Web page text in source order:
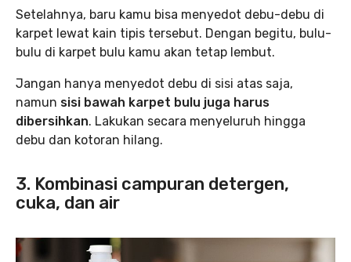
Setelahnya, baru kamu bisa menyedot debu-debu di
karpet lewat kain tipis tersebut. Dengan begitu, bulu-
bulu di karpet bulu kamu akan tetap lembut.
Jangan hanya menyedot debu di sisi atas saja,
namun sisi bawah karpet bulu juga harus
dibersihkan. Lakukan secara menyeluruh hingga
debu dan kotoran hilang.
3. Kombinasi campuran detergen,
cuka, dan air